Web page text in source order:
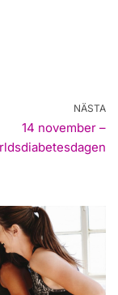
NÄSTA
14 november –